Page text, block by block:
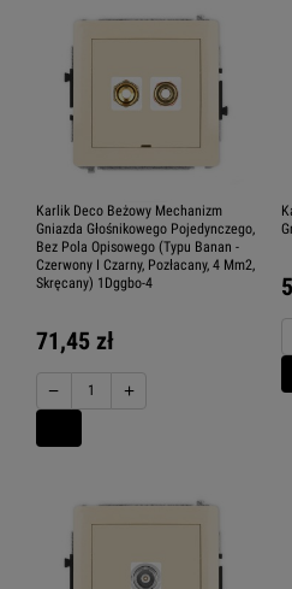
Karlik Deco Beżowy Mechanizm
Gniazda Głośnikowego Pojedynczego,
Bez Pola Opisowego (Typu Banan -
Czerwony I Czarny, Pozłacany, 4 Mm2,
Skręcany) 1Dggbo-4
71,45 zł
− +